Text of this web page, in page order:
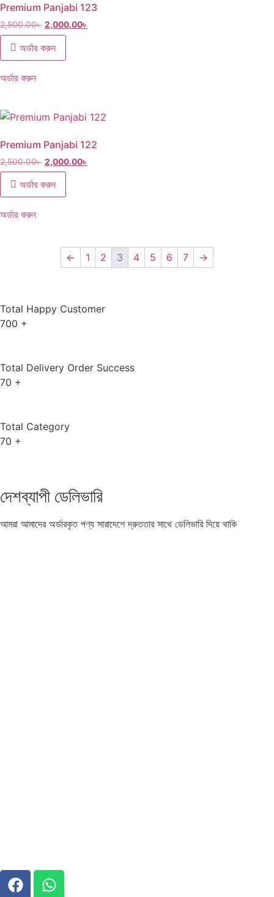
Premium Panjabi 123
2,500.00৳ 2,000.00৳
অর্ডার করুন
অর্ডার করুন
Premium Panjabi 122
2,500.00৳ 2,000.00৳
অর্ডার করুন
অর্ডার করুন
← 1 2 3 4 5 6 7 →
Total Happy Customer
700 +
Total Delivery Order Success
70 +
Total Category
70 +
দেশব্যাপী ডেলিভারি
আমরা আমাদের অর্ডারকৃত পণ্য সারাদেশে দ্রুততার সাথে ডেলিভারি দিয়ে থাকি